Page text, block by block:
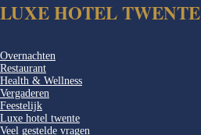
LUXE HOTEL TWENTE
Overnachten
Restaurant
Health & Wellness
Vergaderen
Feestelijk
Luxe hotel twente
Veel gestelde vragen